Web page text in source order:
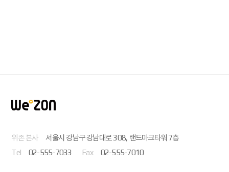
위존 본사
서울시 강남구 강남대로 308, 랜드마크타워 7층
Tel
02-555-7033 Fax 02-555-7010